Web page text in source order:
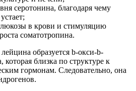
серотонина, благодаря чему
в крови и стимуляцию
соматотропина.
образуется b-окси-b-
которая близка по структуре к
гормонам. Следовательно, она